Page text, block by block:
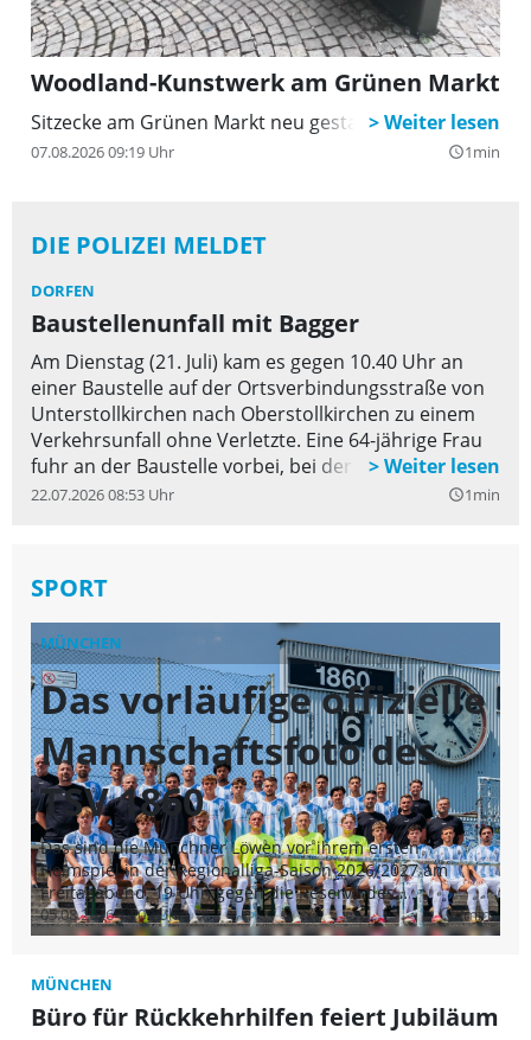
Woodland-Kunstwerk am Grünen Markt
Sitzecke am Grünen Markt neu gestaltet
07.08.2026 09:19 Uhr query_builder1min
DIE POLIZEI MELDET
DORFEN
Baustellenunfall mit Bagger
Am Dienstag (21. Juli) kam es gegen 10.40 Uhr an
einer Baustelle auf der Ortsverbindungsstraße von
Unterstollkirchen nach Oberstollkirchen zu einem
Verkehrsunfall ohne Verletzte. Eine 64-jährige Frau
fuhr an der Baustelle vorbei, bei der die Fahrbahn
einspurig gesperrt war. Auf Höhe der Baustelle
Bagger kein Schaden entstanden ist, beträgt der
Sachschaden an dem Pkw der 64-Jährigen ca. 3.000
Euro.
22.07.2026 08:53 Uhr query_builder1min
SPORT
MÜNCHEN
Das vorläufige offizielle
Mannschaftsfoto des
TSV 1860
Das sind die Münchner Löwen vor ihrem ersten
Heimspiel in der Regionalliga-Saison 2026/2027 am
Freitagabend, 19 Uhr, gegen die Reserve des
Bundesligisten FC Augsburg.
05.08.2026 13:09 Uhr query_builder2min
MÜNCHEN
Büro für Rückkehrhilfen feiert Jubiläum